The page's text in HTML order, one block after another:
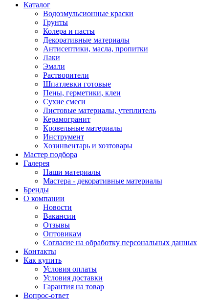
Каталог
Водоэмульсионные краски
Грунты
Колера и пасты
Декоративные материалы
Антисептики, масла, пропитки
Лаки
Эмали
Растворители
Шпатлевки готовые
Пены, герметики, клеи
Сухие смеси
Листовые материалы, утеплитель
Керамогранит
Кровельные материалы
Инструмент
Хозинвентарь и хозтовары
Мастер подбора
Галерея
Наши материалы
Мастера - декоративные материалы
Бренды
О компании
Новости
Вакансии
Отзывы
Оптовикам
Cогласие на обработку персональных данных
Контакты
Как купить
Условия оплаты
Условия доставки
Гарантия на товар
Вопрос-ответ